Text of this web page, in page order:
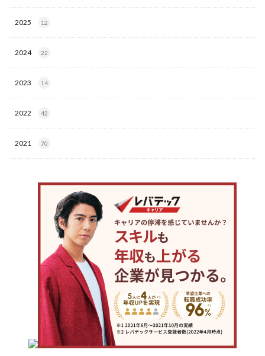
2025 12
2024 22
2023 14
2022 42
2021 70